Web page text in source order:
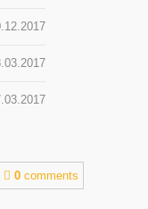
0 comments